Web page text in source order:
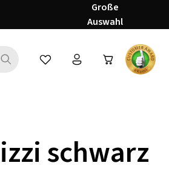
Große
Auswahl
Du hast 0 Produkte auf dem
schwarz